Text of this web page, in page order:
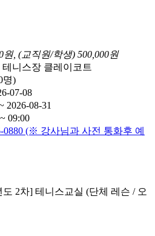
원, (교직원/학생) 500,000원
니스장 클레이코트
명)
07-08
2026-08-31
09:00
0880 (※ 강사님과 사전 통화후 예
도 2차] 테니스교실 (단체 레슨 / 오